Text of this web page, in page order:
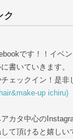
ク
です！！イベ
書いていきます。
ェックイン！是非
up ichiru)
アカタ中心の
て頂けると嬉しい